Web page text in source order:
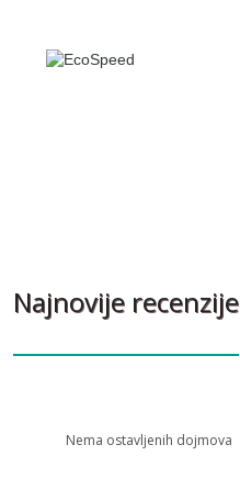
Najnovije recenzije
Nema ostavljenih dojmova